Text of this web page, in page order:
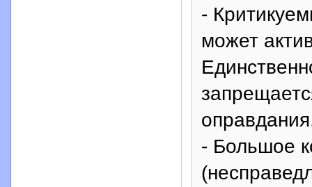
-
может
- Большое